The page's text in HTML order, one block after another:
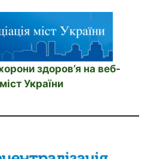
здоров’я на веб-
України